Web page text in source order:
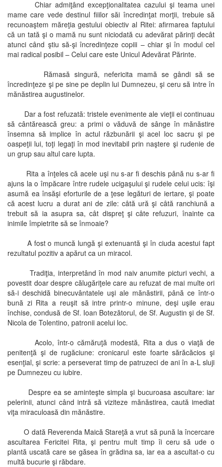
Chiar admiţând excepţionalitatea cazului şi teama unei
mame care vede destinul fiiilor săi încredinţat morţii, trebuie să
recunoaştem măreţia gestului obiectiv al Ritei: afirmarea faptului
că un tată şi o mamă nu sunt niciodată cu adevărat părinţi decât
atunci când ştiu să-şi încredinţeze copiii – chiar şi în modul cel
mai radical posibil – Celui care este Unicul Adevărat Părinte.
Rămasă singură, nefericita mamă se gândi să se
încredinţeze şi pe sine pe deplin lui Dumnezeu, şi ceru să intre în
mănăstirea augustinelor.
Dar a fost refuzată: tristele evenimente ale vieţii ei continuau
să cântărească greu: a primi o văduvă de sânge în mănăstire
însemna să implice în actul răzbunării şi acel loc sacru şi pe
oaspeţii lui, toţi legaţi în mod inevitabil prin naştere şi rudenie de
un grup sau altul care lupta.
Rita a înţeles că acele uşi nu s-ar fi deschis până nu s-ar fi
ajuns la o împăcare între rudele ucigaşului şi rudele celui ucis: îşi
asumă ea însăşi eforturile de a ţese legături de iertare, şi poate
că acest lucru a durat ani de zile: câtă ură şi câtă ranchiună a
trebuit să ia asupra sa, cât dispreţ şi câte refuzuri, înainte ca
inimile împietrite să se înmoaie?
A fost o muncă lungă şi extenuantă şi în ciuda acestui fapt
rezultatul pozitiv a apărut ca un miracol.
Tradiţia, interpretând în mod naiv anumite picturi vechi, a
povestit doar despre călugăriţele care au refuzat de mai multe ori
să-i deschidă binecuvântatele uşi ale mănăstirii, până ce într-o
bună zi Rita a reuşit să intre printr-o minune, deşi uşile erau
închise, condusă de Sf. Ioan Botezătorul, de Sf. Augustin şi de Sf.
Nicola de Tolentino, patronii acelui loc.
Acolo, într-o cămăruţă modestă, Rita a dus o viaţă de
penitenţă şi de rugăciune: cronicarul este foarte sărăcăcios şi
esenţial, şi scrie: a perseverat timp de patruzeci de ani în a-L sluji
pe Dumnezeu cu iubire.
Despre ea se aminteşte simpla şi bucuroasa ascultare: iar
pelerinii, atunci când intră să viziteze mănăstirea, caută imediat
viţa miraculoasă din mănăstire.
O dată Reverenda Maică Stareţă a vrut să pună la încercare
ascultarea Fericitei Rita, şi pentru mult timp îi ceru să ude o
plantă uscată care se găsea în grădina sa, iar ea a ascultat-o cu
multă bucurie şi răbdare.